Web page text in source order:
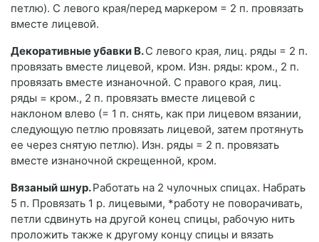
петлю). С левого края/перед маркером = 2 п. провязать
вместе лицевой.
Декоративные убавки В.С левого края, лиц. ряды = 2 п.
провязать вместе лицевой, кром. Изн. ряды: кром., 2 п.
провязать вместе изнаночной. С правого края, лиц.
ряды = кром., 2 п. провязать вместе лицевой с
наклоном влево (= 1 п. снять, как при лицевом вязании,
следующую петлю провязать лицевой, затем протянуть
ее через снятую петлю). Изн. ряды = 2 п. провязать
вместе изнаночной скрещенной, кром.
Вязаный шнур.Работать на 2 чулочных спицах. Набрать
5 п. Провязать 1 р. лицевыми, *работу не поворачивать,
петли сдвинуть на другой конец спицы, рабочую нить
проложить также к другому концу спицы и вязать